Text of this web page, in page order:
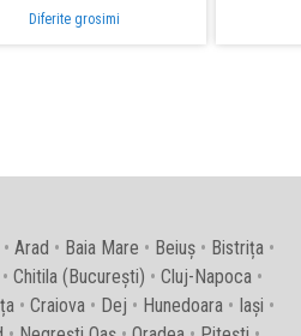
Diferite grosimi
• Arad • Baia Mare • Beiuș• Bistrița•
Chitila (București) • Cluj-Napoca•
• Craiova• Dej • Hunedoara• Iași •